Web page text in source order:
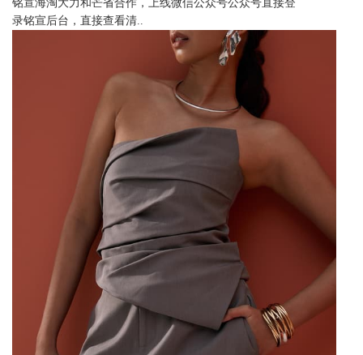
铭宣海淘大力和芒省合作，上线微信公众号公众号直接登
录铭宣后台，直接查看清..